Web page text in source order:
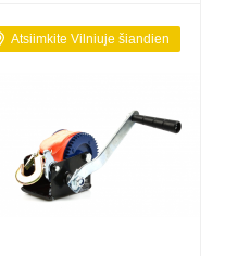
Atsiimkite Vilniuje šiandien